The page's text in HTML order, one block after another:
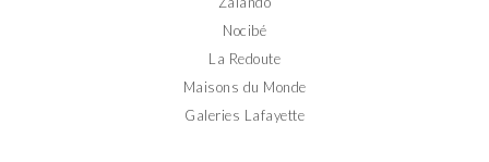
Nocibé
La Redoute
Maisons du Monde
Galeries Lafayette